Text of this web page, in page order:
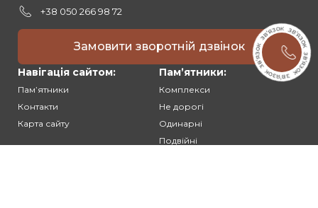
+38 050 266 98 72
Замовити зворотній дзвінок
Навігація сайтом:
Памʼятники
Контакти
Карта сайту
Памʼятники:
Комплекси
Не дорогі
Одинарні
Подвійні